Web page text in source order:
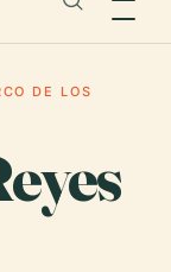
DE LOS